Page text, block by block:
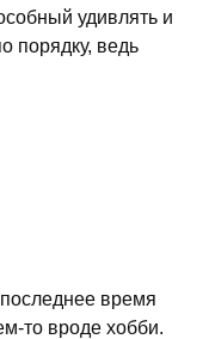
удивлять и
порядку, ведь
время
то вроде хобби.